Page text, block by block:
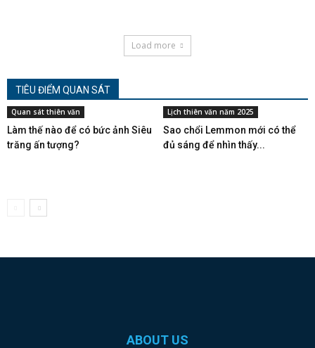
Load more
TIÊU ĐIỂM QUAN SÁT
Quan sát thiên văn
Làm thế nào để có bức ảnh Siêu
trăng ấn tượng?
Lịch thiên văn năm 2025
Sao chổi Lemmon mới có thể
đủ sáng để nhìn thấy...
ABOUT US